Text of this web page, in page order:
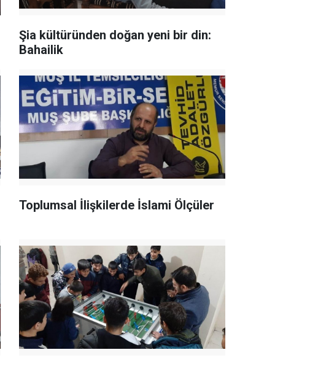
Şia kültüründen doğan yeni bir din:
Bahailik
Toplumsal İlişkilerde İslami Ölçüler